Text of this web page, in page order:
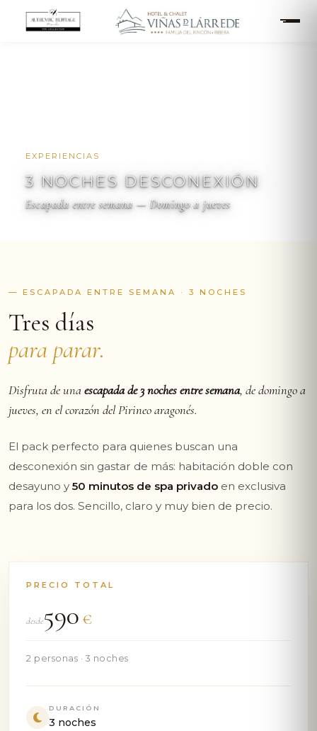
EXPERIENCIAS
3 NOCHES DESCONEXIÓN
Escapada entre semana — Domingo a jueves
— ESCAPADA ENTRE SEMANA · 3 NOCHES
Tres días
para parar.
Disfruta de unaescapada de 3 noches entre semana, de domingo a
jueves, en el corazón del Pirineo aragonés.
El pack perfecto para quienes buscan una
desconexión sin gastar de más: habitación doble con
desayuno y 50 minutos de spa privado en exclusiva
para los dos. Sencillo, claro y muy bien de precio.
PRECIO TOTAL
desde590 €
2 personas · 3 noches
DURACIÓN
3 noches